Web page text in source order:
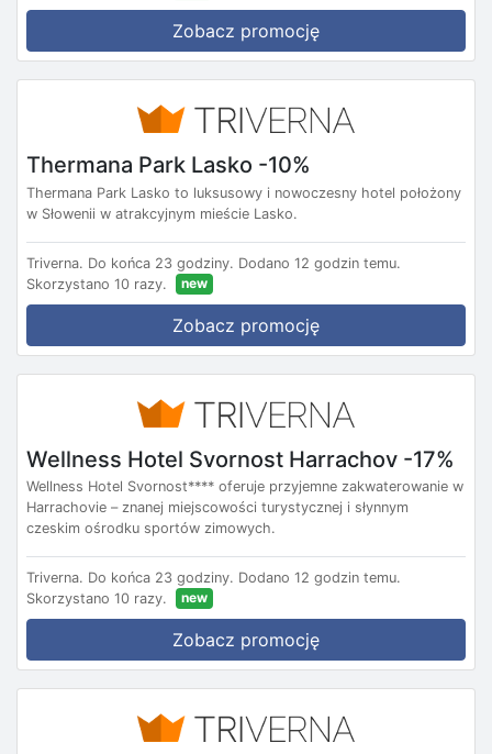
Zobacz promocję
Thermana Park Lasko -10%
Thermana Park Lasko to luksusowy i nowoczesny hotel położony
w Słowenii w atrakcyjnym mieście Lasko.
Triverna. Do końca 23 godziny. Dodano 12 godzin temu.
Skorzystano 10 razy.
new
Zobacz promocję
Wellness Hotel Svornost Harrachov -17%
Wellness Hotel Svornost**** oferuje przyjemne zakwaterowanie w
Harrachovie – znanej miejscowości turystycznej i słynnym
czeskim ośrodku sportów zimowych.
Triverna. Do końca 23 godziny. Dodano 12 godzin temu.
Skorzystano 10 razy.
new
Zobacz promocję